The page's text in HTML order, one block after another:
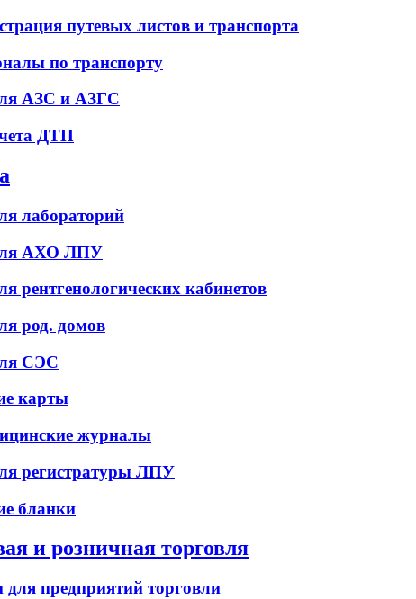
путевых листов и транспорта
по транспорту
АЗС и АЗГС
ДТП
лабораторий
АХО ЛПУ
рентгенологических кабинетов
род. домов
СЭС
карты
журналы
регистратуры ЛПУ
бланки
и розничная торговля
предприятий торговли